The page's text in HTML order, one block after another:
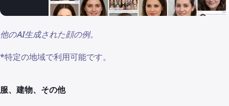
他のAI生成された顔の例。
*特定の地域で利用可能です。
服、建物、その他